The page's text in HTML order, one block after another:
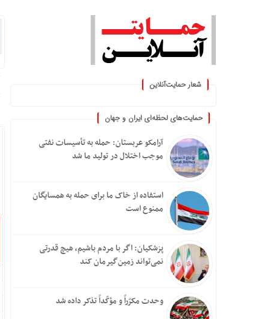
شعار حمایت‌آنلاین
حمایت‌های لحظه‌ای ایران و جهان
آرامکو عربستان: حمله به تأسیسات نفتی
موجب اختلال در تولید ما شد
استفاده از خاک ما برای حمله به همسایگان
ممنوع است
پزشکیان: اگر با مردم باشیم، هیچ قدرتی
نمی‌تواند زمین‌گیرمان کند
وحدت مکرّراً و مؤکّداً تذکر داده شد